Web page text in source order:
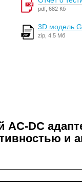
pdf, 682 Кб
3D модель
zip, 4.5 Мб
DC
и